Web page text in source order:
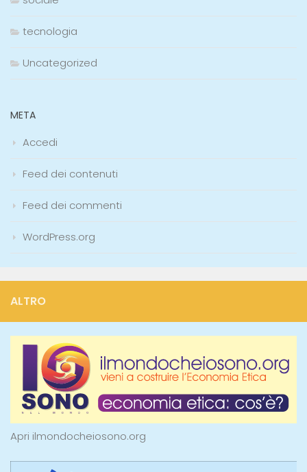
tecnologia
Uncategorized
META
Accedi
Feed dei contenuti
Feed dei commenti
WordPress.org
ALTRO
Apri ilmondocheiosono.org